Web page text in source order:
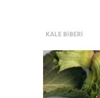
KALE BİBERİ